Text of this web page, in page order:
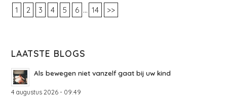
1
2 3 4 5 6 ... 14 >>
LAATSTE BLOGS
Als bewegen niet vanzelf gaat bij uw kind
4 augustus 2026 - 09:49